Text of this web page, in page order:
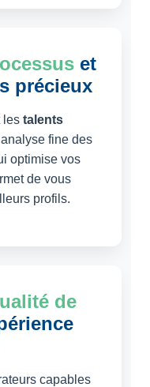
et
précieux
les talents
fine des
optimise vos
de vous
profils.
de
capables